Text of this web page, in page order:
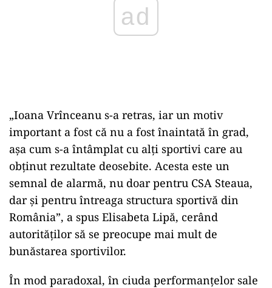
„Ioana Vrînceanu s-a retras, iar un motiv
important a fost că nu a fost înaintată în grad,
așa cum s-a întâmplat cu alți sportivi care au
obținut rezultate deosebite. Acesta este un
semnal de alarmă, nu doar pentru CSA Steaua,
dar și pentru întreaga structura sportivă din
România”, a spus Elisabeta Lipă, cerând
autorităților să se preocupe mai mult de
bunăstarea sportivilor.
În mod paradoxal, în ciuda performanțelor sale